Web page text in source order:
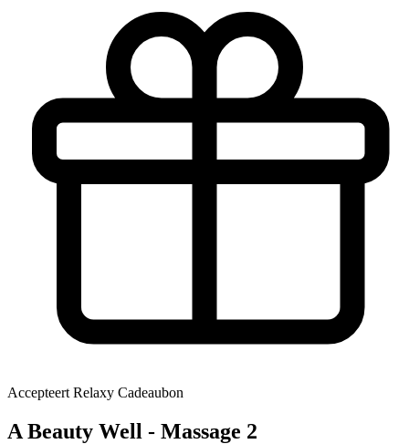
Accepteert Relaxy Cadeaubon
A Beauty Well - Massage 2